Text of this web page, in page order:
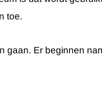
toe.
Er beginnen